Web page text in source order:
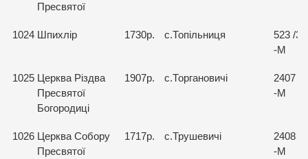
Пресвятої
1024 Шпихлір 1730р. с.Топільниця
523 /3
-М
1025 Церква Різдва
Пресвятої
Богородиці
1907р. с.Торгановичі
2407
-М
1026 Церква Собору
Пресвятої
1717р. с.Трушевичі
2408
-М